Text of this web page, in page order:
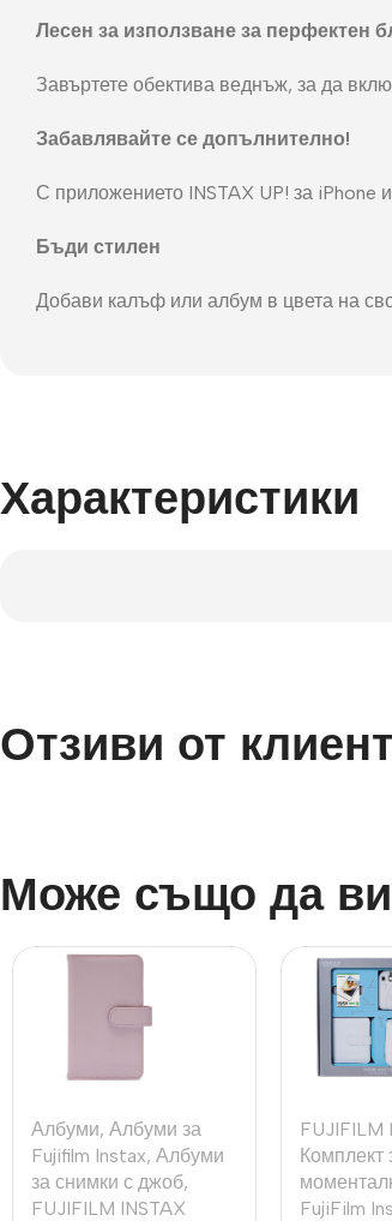
Лесен за използване за перфектен
Завъртете обектива веднъж, за да
Забавлявайте се допълнително!
С приложението INSTAX UP! за iPhone
Бъди стилен
Добави калъф или албум в цвета на
Характеристики
Отзиви от
Може също да ви
Албуми, Албуми за
Fujifilm Instax, Албуми
за снимки с джоб,
FUJIFILM INSTAX
FUJIFILM
Комплект
FujiFilm